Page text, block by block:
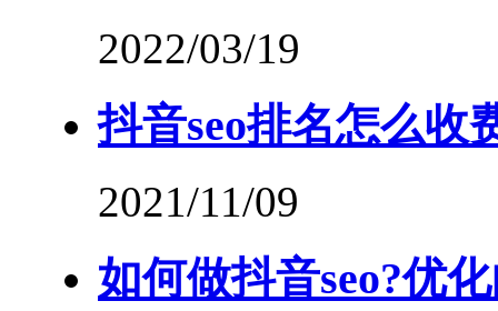
2022/03/19
抖音seo排名怎么收
2021/11/09
如何做抖音seo?优